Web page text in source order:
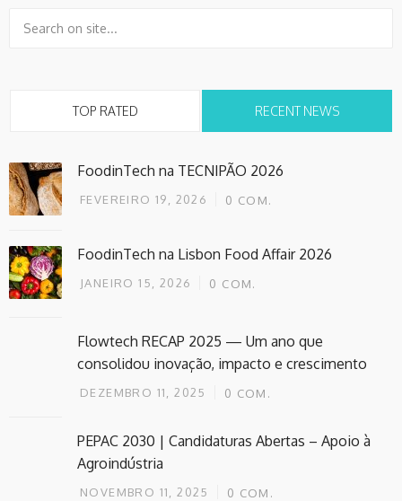
TOP RATED RECENT NEWS
FoodinTech na TECNIPÃO 2026
FEVEREIRO 19, 2026 0 COM.
FoodinTech na Lisbon Food Affair 2026
JANEIRO 15, 2026 0 COM.
Flowtech RECAP 2025 — Um ano que
consolidou inovação, impacto e crescimento
DEZEMBRO 11, 2025 0 COM.
PEPAC 2030 | Candidaturas Abertas – Apoio à
Agroindústria
NOVEMBRO 11, 2025 0 COM.